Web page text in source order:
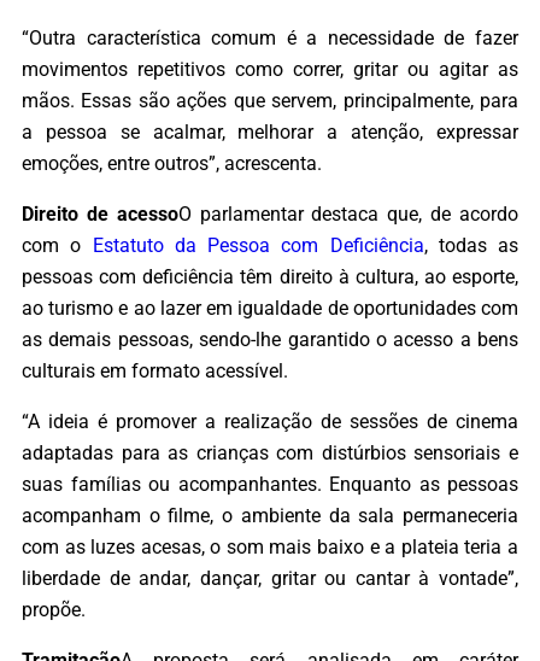
“Outra característica comum é a necessidade de fazer
movimentos repetitivos como correr, gritar ou agitar as
mãos. Essas são ações que servem, principalmente, para
a pessoa se acalmar, melhorar a atenção, expressar
emoções, entre outros”, acrescenta.
Direito de acessoO parlamentar destaca que, de acordo
com o Estatuto da Pessoa com Deficiência, todas as
pessoas com deficiência têm direito à cultura, ao esporte,
ao turismo e ao lazer em igualdade de oportunidades com
as demais pessoas, sendo-lhe garantido o acesso a bens
culturais em formato acessível.
“A ideia é promover a realização de sessões de cinema
adaptadas para as crianças com distúrbios sensoriais e
suas famílias ou acompanhantes. Enquanto as pessoas
acompanham o filme, o ambiente da sala permaneceria
com as luzes acesas, o som mais baixo e a plateia teria a
liberdade de andar, dançar, gritar ou cantar à vontade”,
propõe.